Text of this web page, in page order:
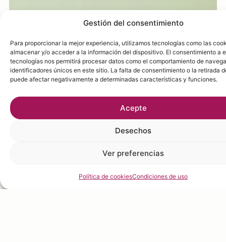
Gestión del consentimiento
Para proporcionar la mejor experiencia, utilizamos tecnologías como las
almacenar y/o acceder a la información del dispositivo. El consentimiento a
tecnologías nos permitirá procesar datos como el comportamiento de
identificadores únicos en este sitio. La falta de consentimiento o la retirada
puede afectar negativamente a determinadas características y funciones.
Acepte
Desechos
Ver preferencias
Política de cookiesCondiciones de uso